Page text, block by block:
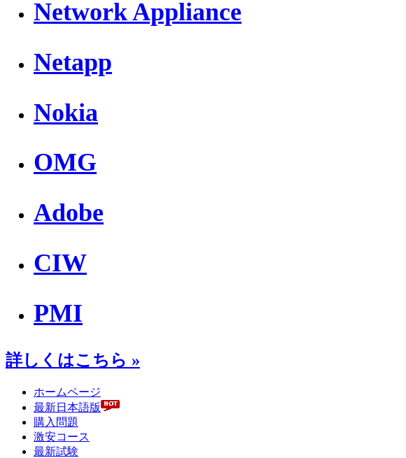
Network Appliance
Netapp
Nokia
OMG
Adobe
CIW
PMI
詳しくはこちら »
ホームページ
最新日本語版
購入問題
激安コース
最新試験